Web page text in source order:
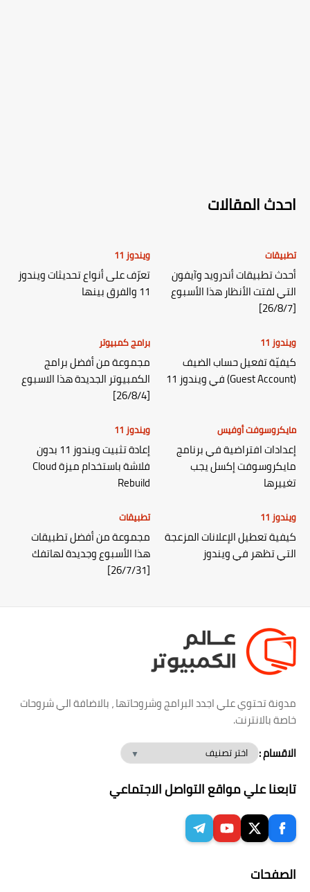
احدث المقالات
تطبيقات
أحدث تطبيقات أندرويد وآيفون
التي لفتت الأنظار هذا الأسبوع
[26/8/7]
ويندوز 11
تعرّف على أنواع تحديثات ويندوز
11 والفرق بينها
ويندوز 11
كيفيّة تفعيل حساب الضيف
(Guest Account) في ويندوز 11
برامج كمبيوتر
مجموعة من أفضل برامج
الكمبيوتر الجديدة هذا الاسبوع
[26/8/4]
مايكروسوفت أوفيس
إعدادات افتراضية في برنامج
مايكروسوفت إكسل يجب
تغييرها
ويندوز 11
إعادة تثبيت ويندوز 11 بدون
فلاشة باستخدام ميزة Cloud
Rebuild
ويندوز 11
كيفية تعطيل الإعلانات المزعجة
التي تظهر في ويندوز
تطبيقات
مجموعة من أفضل تطبيقات
هذا الأسبوع وجديدة لهاتفك
[26/7/31]
مدونة تحتوي علي اجدد البرامج وشروحاتها ، بالاضافة الي شروحات
خاصة بالانترنت.
الاقسام :
تابعنا علي مواقع التواصل الاجتماعي
الصفحات